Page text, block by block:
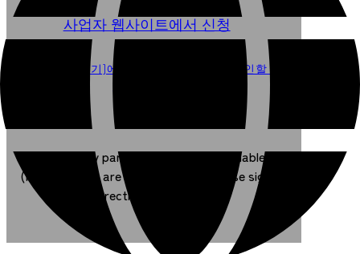
사업자 웹사이트에서 신청
[여기서 예약하기]에서 예약 가능 여부를 확인할 수
Same-day participation is also available.
(Reservations are given priority.) Please sign up
directly at the venue.